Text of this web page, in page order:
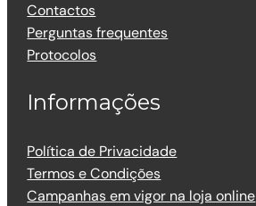
Contactos
Perguntas frequentes
Protocolos
Informações
Política de Privacidade
Termos e Condições
Campanhas em vigor na loja online